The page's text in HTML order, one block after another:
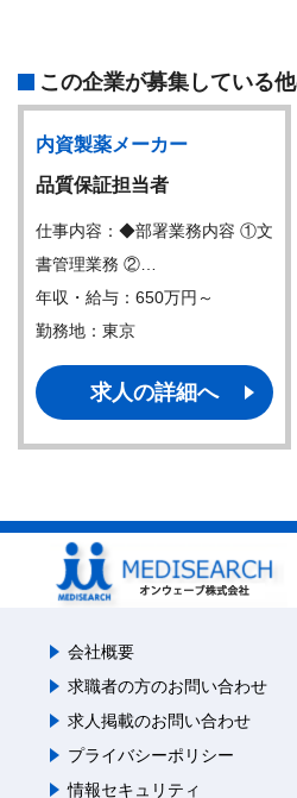
この企業が募集している
内資製薬メーカー
品質保証担当者
仕事内容：◆部署業務内容 ①文
書管理業務 ②…
年収・給与：650万円～
勤務地：東京
求人の詳細へ
会社概要
求職者の方のお問い合わせ
求人掲載のお問い合わせ
プライバシーポリシー
情報セキュリティ